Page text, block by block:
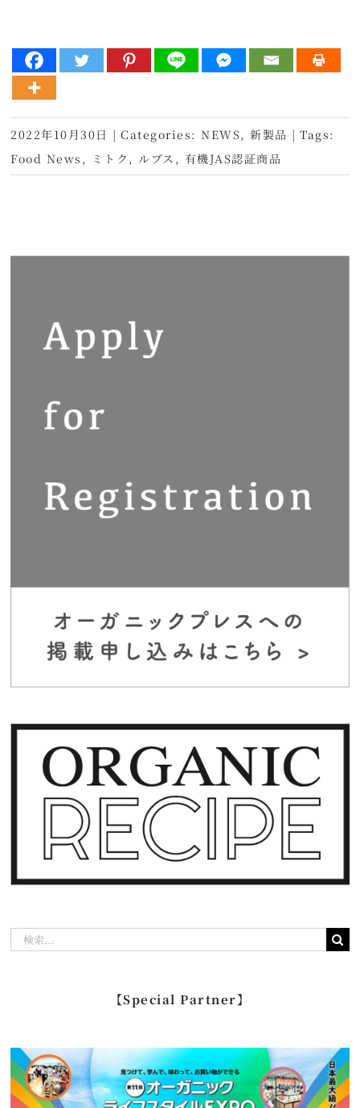
2022年10月30日 | Categories: NEWS,新製品 | Tags:
Food News , ミトク , ルブス , 有機JAS認証商品
【Special Partner】